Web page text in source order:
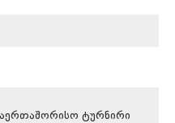
ტურნირი